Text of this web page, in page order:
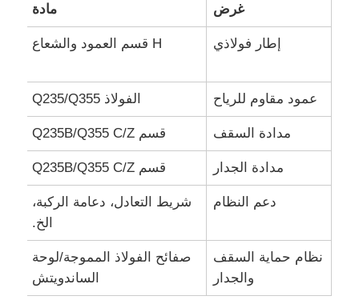
غرض مادة
إطار فولاذي H قسم العمود والشعاع
عمود مقاوم للرياح الفولاذ Q235/Q355
مدادة السقف قسم Q235B/Q355 C/Z
مدادة الجدار قسم Q235B/Q355 C/Z
دعم النظام
شريط التعادل، دعامة الركبة،
الخ.
نظام حماية السقف
والجدار
صفائح الفولاذ المموجة/لوحة
الساندويتش